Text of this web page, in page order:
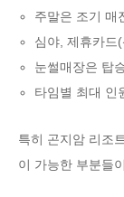
주말은 조기 매
심야, 제휴카드
눈썰매장은 탑
타임별 최대 인
특히 곤지암 리조
이 가능한 부분들